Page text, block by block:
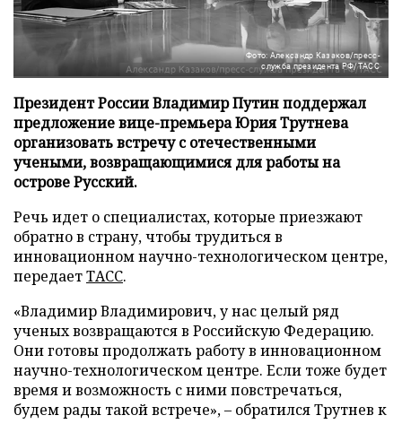
Фото: Александр Казаков/пресс-
служба президента РФ/ТАСС
Президент России Владимир Путин поддержал
предложение вице-премьера Юрия Трутнева
организовать встречу с отечественными
учеными, возвращающимися для работы на
острове Русский.
Речь идет о специалистах, которые приезжают
обратно в страну, чтобы трудиться в
инновационном научно-технологическом центре,
передаетТАСС.
«Владимир Владимирович, у нас целый ряд
ученых возвращаются в Российскую Федерацию.
Они готовы продолжать работу в инновационном
научно-технологическом центре. Если тоже будет
время и возможность с ними повстречаться,
будем рады такой встрече», – обратился Трутнев к